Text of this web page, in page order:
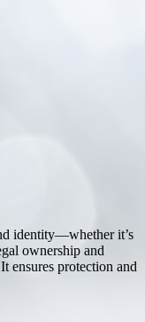
identity—whether it’s
ownership and
ensures protection and